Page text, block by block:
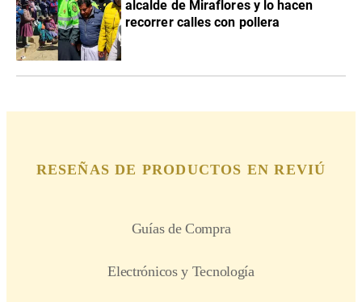
alcalde de Miraflores y lo hacen
recorrer calles con pollera